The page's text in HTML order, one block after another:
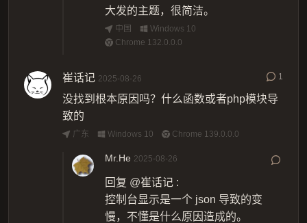
大发的主题，很简洁。
中国
Windows 10
Chrome 132.0.0.0
崔话记 2025-08-26 1
没找到根本原因吗？什么函数或者php模块导
致的
广东 Windows 10 Chrome 139.0.0.0
Mr.He 2025-08-26
回复 @崔话记 :
控制台显示是一个 json 导致的变
慢，不懂是什么原因造成的。